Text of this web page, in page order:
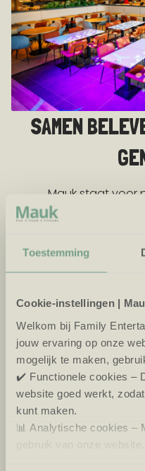
Toestemming
Cookie-instellingen |
Welkom bij Family
jouw ervaring op onze
mogelijk te maken,
✔️ Functionele cookies –
website goed werkt,
kunt maken.
📊 Analytische cookies –
SAMEN
Mauk staat voor
ontmoetingen die
kwaliteit en
doel om een plek te
tot